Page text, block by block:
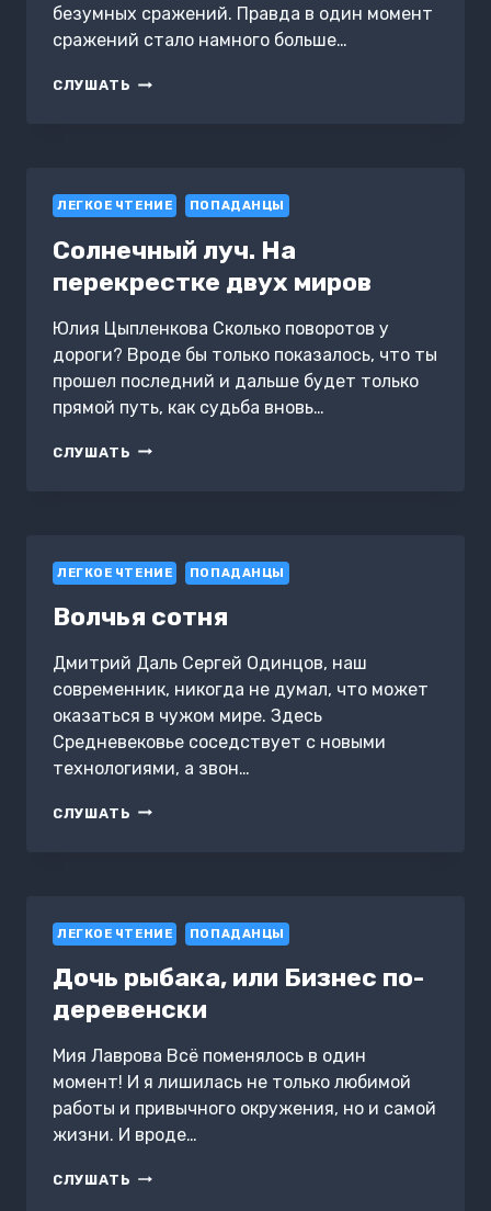
безумных сражений. Правда в один момент
сражений стало намного больше…
СЛУШАТЬ ЭВОЛЮЦИОНЕР
ЛЕГКОЕ ЧТЕНИЕ ПОПАДАНЦЫ
Солнечный луч. На
перекрестке двух миров
Юлия Цыпленкова Сколько поворотов у
дороги? Вроде бы только показалось, что ты
прошел последний и дальше будет только
прямой путь, как судьба вновь…
СЛУШАТЬ СОЛНЕЧНЫЙ
ЛЕГКОЕ ЧТЕНИЕ ПОПАДАНЦЫ
Волчья сотня
Дмитрий Даль Сергей Одинцов, наш
современник, никогда не думал, что может
оказаться в чужом мире. Здесь
Средневековье соседствует с новыми
технологиями, а звон…
СЛУШАТЬ ВОЛЧЬЯ
ЛЕГКОЕ ЧТЕНИЕ ПОПАДАНЦЫ
Дочь рыбака, или Бизнес по-
деревенски
Мия Лаврова Всё поменялось в один
момент! И я лишилась не только любимой
работы и привычного окружения, но и самой
жизни. И вроде…
СЛУШАТЬ ДОЧЬ